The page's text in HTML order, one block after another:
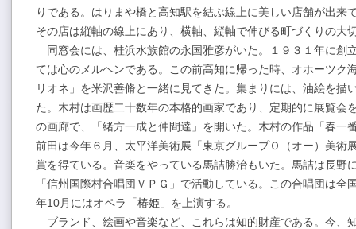
りである。はりまや橋と高知駅を結ぶ線上に美しい店舗が出来
その店は縦軸の線上にあり、横軸、縦軸で伸びる町づくりの大
同窓会には、桂浜水族館の永国雅彦がいた。１９３１年に創
ては心のメルヘンである。この前高知に帰った時、オホーツク
リオネ」を米沢善脩と一緒に見てきた。集まりには、油絵を描
た。木村は画歴二十数年の本格的画家であり、定期的に展覧会
の画廊で、「緒方一成と仲間達」を開いた。木村の作品「春一
前田は今年６月、太平洋美術展「東京グループＯ（オー）美術
賞を得ている。音楽をやっている馬詰勝治もいた。馬詰は長野
「信州国際村合唱団ＶＰＧ」で活動している。この合唱団は全
年10月にはオペラ「椿姫」を上演する。
ブランド、絵画や音楽など、これらは知的財産である。今、